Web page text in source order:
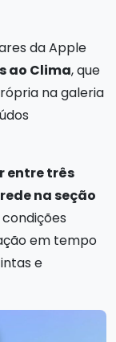
da Apple
ao Clima, que
na galeria
entre três
na seção
em tempo
e